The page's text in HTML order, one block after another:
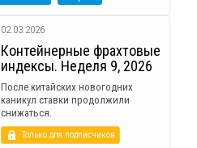
02.03.2026
Контейнерные фрахтовые
индексы. Неделя 9, 2026
После китайских новогодних
каникул ставки продолжили
снижаться.
Только для подписчиков